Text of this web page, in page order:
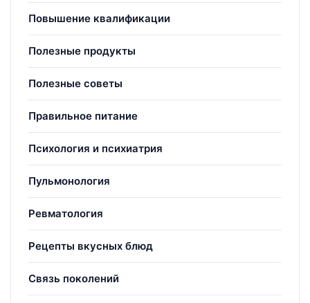
Повышение квалификации
Полезные продукты
Полезные советы
Правильное питание
Психология и психиатрия
Пульмонология
Ревматология
Рецепты вкусных блюд
Связь поколений